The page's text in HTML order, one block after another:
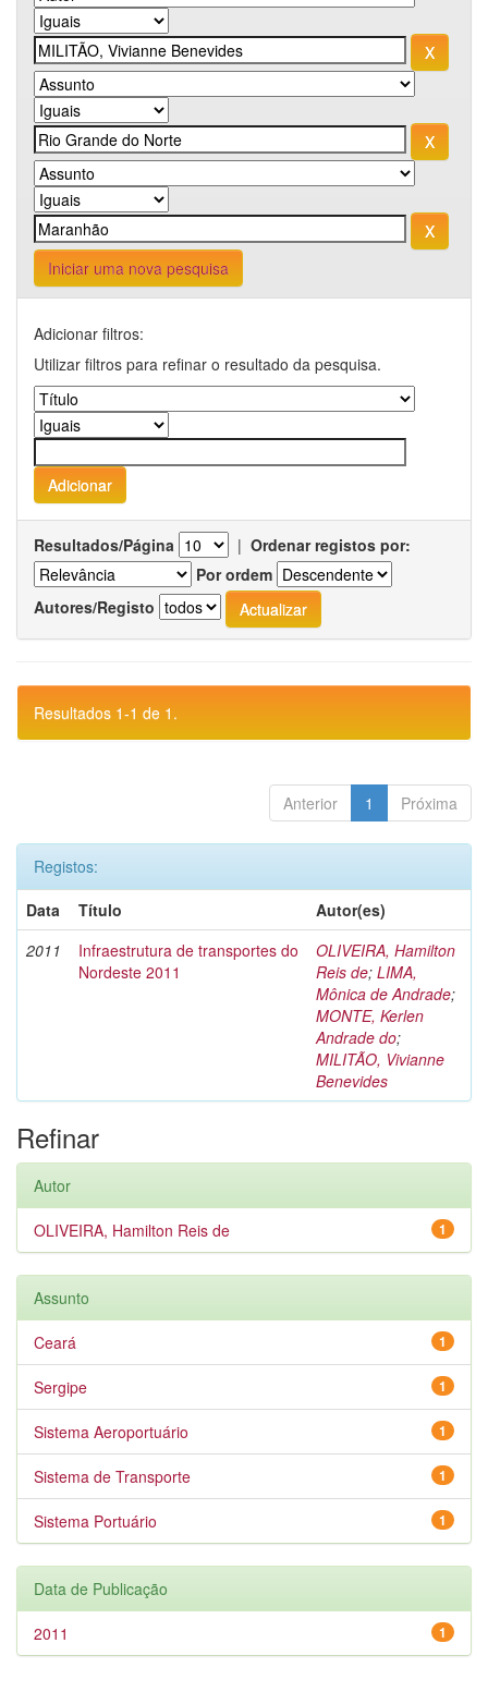
Iniciar uma nova pesquisa
Adicionar filtros:
Utilizar filtros para refinar o resultado da pesquisa.
Resultados/Página | Ordenar registos por:
Por ordem
Autores/Registo
Resultados 1-1 de 1.
Anterior 1 Próxima
Registos:
Data
Título
Autor(es)
2011
Infraestrutura de transportes do
Nordeste 2011
OLIVEIRA, Hamilton
Reis de; LIMA,
Mônica de Andrade;
MONTE, Kerlen
Andrade do;
MILITÃO, Vivianne
Benevides
Refinar
Autor
1
OLIVEIRA, Hamilton Reis de
Assunto
1
Ceará
1
Sergipe
1
Sistema Aeroportuário
1
Sistema de Transporte
1
Sistema Portuário
Data de Publicação
1
2011